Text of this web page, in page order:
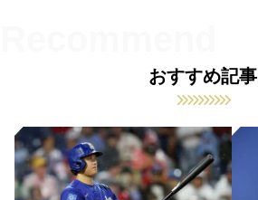
おすすめ記事